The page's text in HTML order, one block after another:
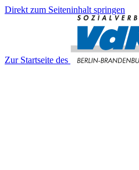
Direkt zum Seiteninhalt springen
Zur Startseite des